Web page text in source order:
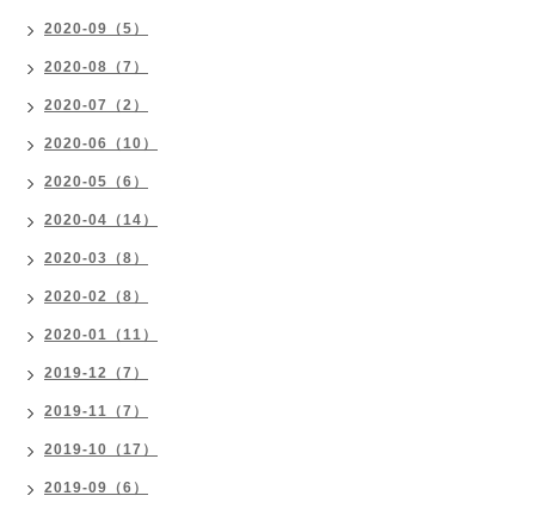
2020-09（5）
2020-08（7）
2020-07（2）
2020-06（10）
2020-05（6）
2020-04（14）
2020-03（8）
2020-02（8）
2020-01（11）
2019-12（7）
2019-11（7）
2019-10（17）
2019-09（6）